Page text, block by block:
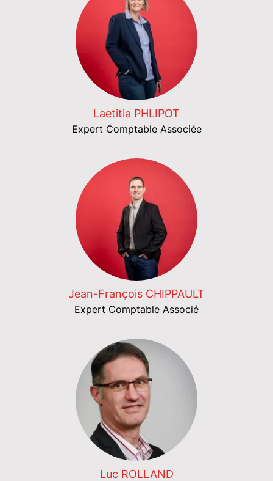
Laetitia PHLIPOT
Expert Comptable Associée
Jean-François CHIPPAULT
Expert Comptable Associé
Luc ROLLAND